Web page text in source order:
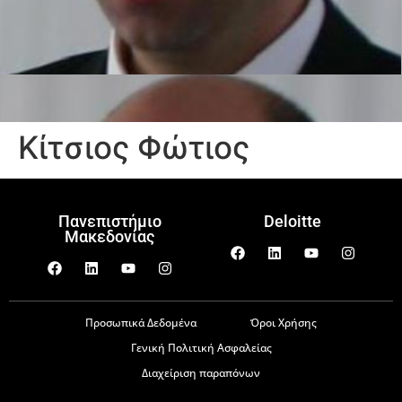
Κίτσιος Φώτιος
Πανεπιστήμιο
Μακεδονίας
Deloitte
Προσωπικά Δεδομένα
Όροι Χρήσης
Γενική Πολιτική Ασφαλείας
Διαχείριση παραπόνων